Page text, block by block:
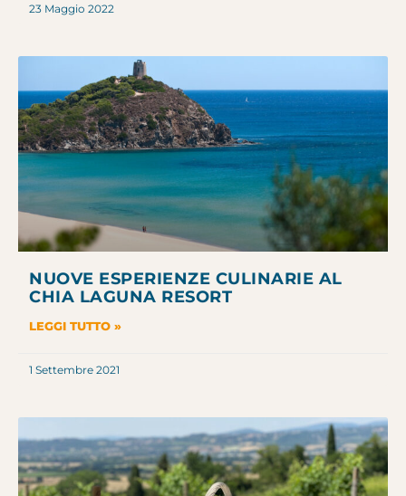
23 Maggio 2022
NUOVE ESPERIENZE CULINARIE AL
CHIA LAGUNA RESORT
LEGGI TUTTO »
1 Settembre 2021